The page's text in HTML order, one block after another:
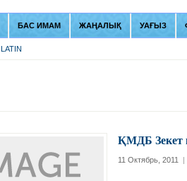
БАС ИМАМ ЖАҢАЛЫҚ УАҒЫЗ
LATIN
ҚМДБ Зекет
11 Октябрь, 2011 |